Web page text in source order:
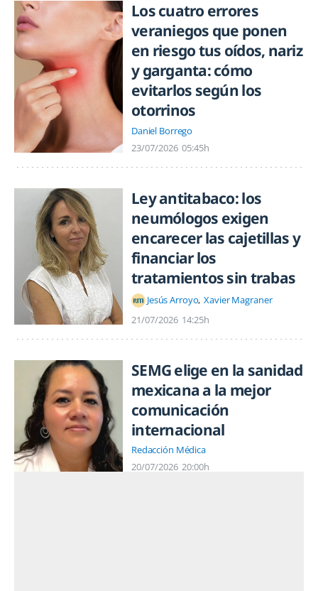
Los cuatro errores
veraniegos que ponen
en riesgo tus oídos, nariz
y garganta: cómo
evitarlos según los
otorrinos
Daniel Borrego
23/07/2026 05:45h
Ley antitabaco: los
neumólogos exigen
encarecer las cajetillas y
financiar los
tratamientos sin trabas
Jesús Arroyo Xavier Magraner
21/07/2026 14:25h
SEMG elige en la sanidad
mexicana a la mejor
comunicación
internacional
Redacción Médica
20/07/2026 20:00h